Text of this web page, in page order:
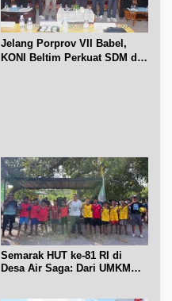
Jelang Porprov VII Babel,
KONI Beltim Perkuat SDM di
Semarak HUT ke-81 RI di
Desa Air Saga: Dari UMKM